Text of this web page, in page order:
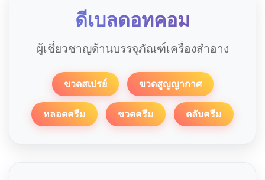
ดีเบลดอทคอม
ผู้เชี่ยวชาญด้านบรรจุภัณฑ์เครื่องสำอาง
ขวดสเปรย์ ขวดสูญญากาศ
หลอดครีม ขวดครีม ตลับครีม